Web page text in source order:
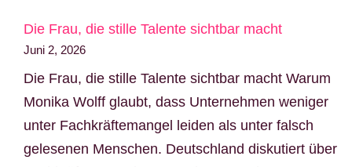
Die Frau, die stille Talente sichtbar macht
Juni 2, 2026
Die Frau, die stille Talente sichtbar macht Warum
Monika Wolff glaubt, dass Unternehmen weniger
unter Fachkräftemangel leiden als unter falsch
gelesenen Menschen. Deutschland diskutiert über